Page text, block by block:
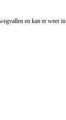
en kan er weer